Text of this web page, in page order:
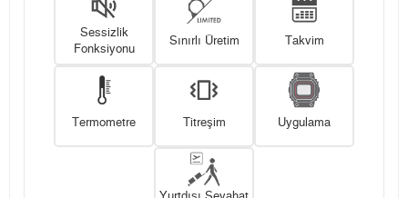
Sessizlik
Fonksiyonu
Sınırlı Üretim Takvim
Termometre Titreşim Uygulama